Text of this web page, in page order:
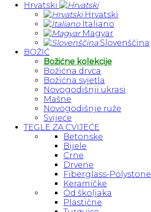
Hrvatski
Hrvatski
Italiano
Magyar
Slovenščina
BOŽIĆ
Božićne kolekcije
Božićna drvca
Božićna svjetla
Novogodišnji ukrasi
Mašne
Novogodišnje ruže
Svijeće
TEGLE ZA CVIJEĆE
Betonske
Bijele
Crne
Drvene
Fiberglass-Polystone
Keramičke
Od školjaka
Plastične